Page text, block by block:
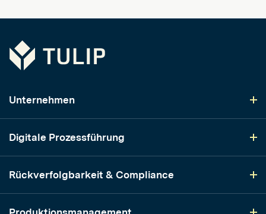
Tulip
Unternehmen
Digitale Prozessführung
Rückverfolgbarkeit & Compliance